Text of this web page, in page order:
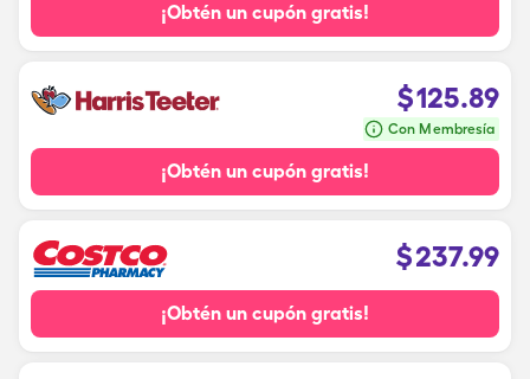
¡Obtén un cupón gratis!
$125.89
Con Membresía
¡Obtén un cupón gratis!
$237.99
¡Obtén un cupón gratis!